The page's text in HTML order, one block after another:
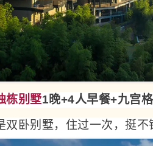
栋别墅1晚+4人早餐+九宫
双卧别墅，住过一次，挺不